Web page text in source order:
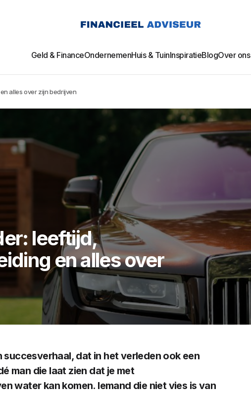
Geld & FinanceOndernemenHuis & TuinInspiratieBlogOver ons
alles over zijn bedrijven
leeftijd,
en alles over
succesverhaal, dat in het verleden ook een
man die laat zien dat je met
water kan komen. Iemand die niet vies is van